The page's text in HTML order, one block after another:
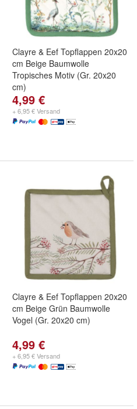
Clayre & Eef Topflappen 20x20
cm Beige Baumwolle
Tropisches Motiv (Gr. 20x20
cm)
4,99 €
+ 6,95 € Versand
Clayre & Eef Topflappen 20x20
cm Beige Grün Baumwolle
Vogel (Gr. 20x20 cm)
4,99 €
+ 6,95 € Versand